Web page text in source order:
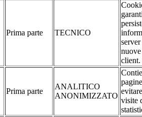
Prima parte TECNICO
client.
Prima parte
ANALITICO
ANONIMIZZATO
visite